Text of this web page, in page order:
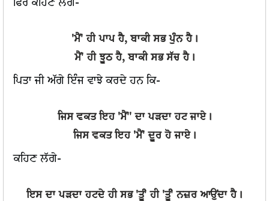
ਫਿਰ ਕਹਿਣ ਲੱਗੇ-
'ਮੈਂ' ਹੀ ਪਾਪ ਹੈ, ਬਾਕੀ ਸਭ ਪੁੰਨ ਹੈ।
ਮੈਂ' ਹੀ ਝੂਠ ਹੈ, ਬਾਕੀ ਸਭ ਸੱਚ ਹੈ।
ਪਿਤਾ ਜੀ ਅੱਗੇ ਇੰਜ ਵਾਝੇ ਕਰਦੇ ਹਨ ਕਿ-
ਜਿਸ ਵਕਤ ਇਹ 'ਮੈਂ'' ਦਾ ਪੜਦਾ ਹਟ ਜਾਏ।
ਜਿਸ ਵਕਤ ਇਹ 'ਮੈਂ' ਦੂਰ ਹੋ ਜਾਏ।
ਕਹਿਣ ਲੱਗੇ-
ਇਸ ਦਾ ਪੜਦਾ ਹਟਦੇ ਹੀ ਸਭ 'ਤੂੰ' ਹੀ 'ਤੂੰ' ਨਜ਼ਰ ਆਉਂਦਾ ਹੈ।